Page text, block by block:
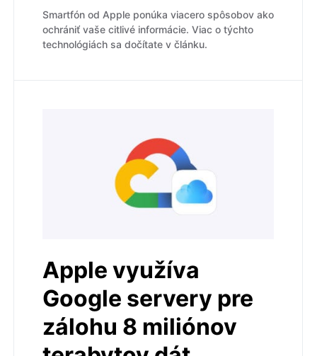
Smartfón od Apple ponúka viacero spôsobov ako
ochrániť vaše citlivé informácie. Viac o týchto
technológiách sa dočítate v článku.
Apple využíva
Google servery pre
zálohu 8 miliónov